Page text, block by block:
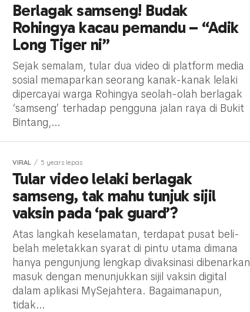
Berlagak samseng! Budak
Rohingya kacau pemandu – “Adik
Long Tiger ni”
Sejak semalam, tular dua video di platform media
sosial memaparkan seorang kanak-kanak lelaki
dipercayai warga Rohingya seolah-olah berlagak
‘samseng’ terhadap pengguna jalan raya di Bukit
Bintang,...
VIRAL 5 years lepas
Tular video lelaki berlagak
samseng, tak mahu tunjuk sijil
vaksin pada ‘pak guard’?
Atas langkah keselamatan, terdapat pusat beli-
belah meletakkan syarat di pintu utama dimana
hanya pengunjung lengkap divaksinasi dibenarkan
masuk dengan menunjukkan sijil vaksin digital
dalam aplikasi MySejahtera. Bagaimanapun,
tidak...